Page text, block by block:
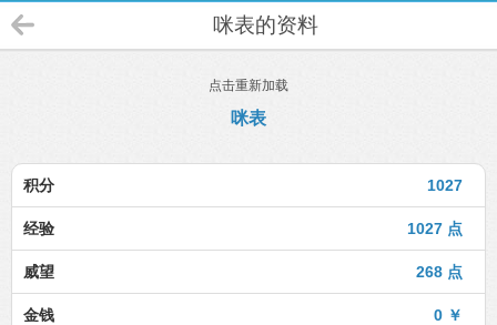
咪表的资料
点击重新加载
咪表
1027
积分
1027 点
经验
268 点
威望
0 ￥
金钱